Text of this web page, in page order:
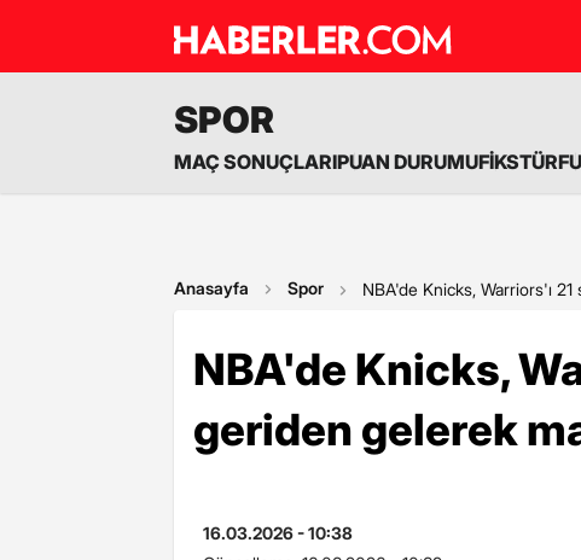
SPOR
MAÇ SONUÇLARIPUAN DURUMUFİKSTÜR
Anasayfa Spor NBA'de Knicks, Warriors'ı
NBA'de Knicks,
geriden gelerek
16.03.2026 - 10:38